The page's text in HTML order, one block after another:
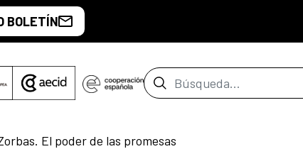
BOLETÍN
Barra de búsqueda
El poder de las promesas